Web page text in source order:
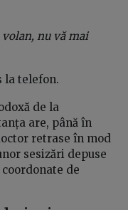
volan, nu vă mai
la telefon.
de la
are, până în
retrase în mod
sesizări depuse
coordonate de